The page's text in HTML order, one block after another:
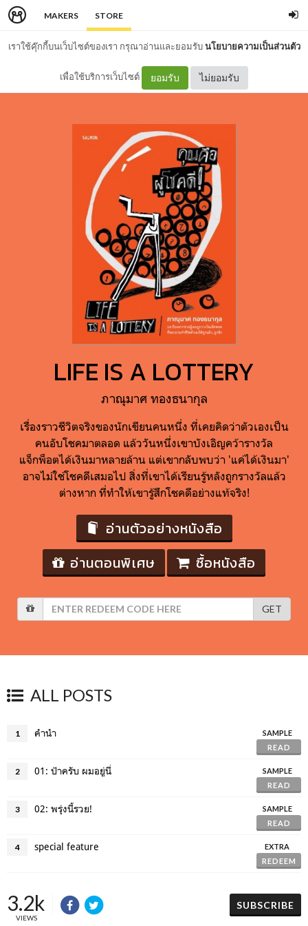
MAKERS STORE
เราใช้คุ๊กกี้บนเว็บไซต์ของเรา กรุณาอ่านและยอมรับนโยบายความเป็นส่วนตัว
เพื่อใช้บริการเว็บไซต์ ยอมรับ ไม่ยอมรับ
LIFE IS A LOTTERY
ภาณุมาศ ทองธนากุล
เรื่องราวชีวิตจริงของนักเขียนคนหนึ่ง ที่เคยคิดว่าตัวเองเป็น
คนอับโชคมาตลอด แล้ววันหนึ่งเขาบังเอิญคว้ารางวัล
แจ็กพ็อตได้เงินมาหลายล้าน แต่เขากลับพบว่า 'แค่ได้เงินมา'
อาจไม่ใช่โชคดีเสมอไป สิ่งที่เขาได้เรียนรู้หลังถูกรางวัลแล้ว
ต่างหาก ที่ทำให้เขารู้สึกโชคดีอย่างแท้จริง!
อ่านตัวอย่างหนังสือ
อ่านตอนพิเศษ
ซื้อหนังสือ
GET
ALL POSTS
1 คำนำ
SAMPLE
READ
2 01: ป้าครับ ผมอยู่นี่
SAMPLE
READ
3 02: พรุ่งนี้รวย!
SAMPLE
READ
4 special feature
EXTRA
REDEEM
3.2k
VIEWS
SUBSCRIBE